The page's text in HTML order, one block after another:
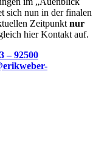
sich nun in der finalen
Zeitpunkt nur
hier Kontakt auf.
– 92500